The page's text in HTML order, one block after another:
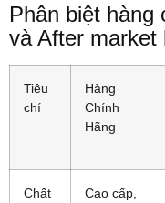
Phân biệt hàng
và After market
Tiêu
chí
Hàng
Chính
Hãng
Chất
Cao cấp,